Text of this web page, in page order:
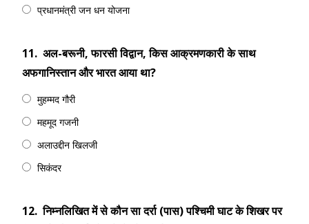
प्रधानमंत्री जन धन योजना
11. अल-बरूनी, फारसी विद्वान, किस आक्रमणकारी के साथ
अफगानिस्तान और भारत आया था?
मुहम्मद गौरी
महमूद गजनी
अलाउद्दीन खिलजी
सिकंदर
12. निम्नलिखित में से कौन सा दर्रा (पास) पश्चिमी घाट के शिखर पर